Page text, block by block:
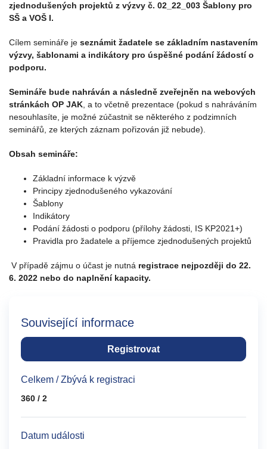
zjednodušených projektů z výzvy č. 02_22_003 Šablony pro
SŠ a VOŠ I.
Cílem semináře je seznámit žadatele se základním nastavením
výzvy, šablonami a indikátory pro úspěšné podání žádostí o
podporu.
Semináře bude nahráván a následně zveřejněn na webových
stránkách OP JAK , a to včetně prezentace (pokud s nahráváním
nesouhlasíte, je možné zúčastnit se některého z podzimních
seminářů, ze kterých záznam pořizován již nebude).
Obsah semináře:
Základní informace k výzvě
Principy zjednodušeného vykazování
Šablony
Indikátory
Podání žádosti o podporu (přílohy žádosti, IS KP2021+)
Pravidla pro žadatele a příjemce zjednodušených projektů
V případě zájmu o účast je nutná registrace nejpozději do 22.
6. 2022 nebo do naplnění kapacity.
Související informace
Registrovat
Celkem / Zbývá k registraci
360 / 2
Datum události